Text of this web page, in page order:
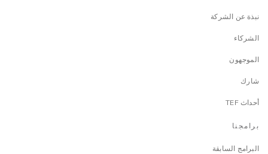
نبذة عن الشركة
الشركاء
الموجهون
شارك
أحداث TEF
برامجنا
البرامج السابقة